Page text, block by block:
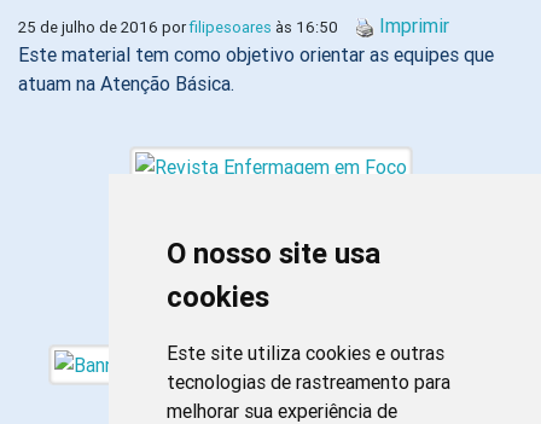
O nosso site usa
cookies
Este site utiliza cookies e outras
tecnologias de rastreamento para
melhorar sua experiência de
25 de julho de 2016 porfilipesoares às 16:50
Imprimir
Este material tem como objetivo orientar as equipes que
atuam na Atenção Básica.